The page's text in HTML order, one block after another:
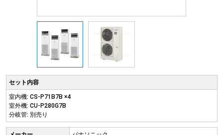
セット内容
室内機: CS-P71B7B ×4
室外機: CU-P280G7B
分岐管: 別売り